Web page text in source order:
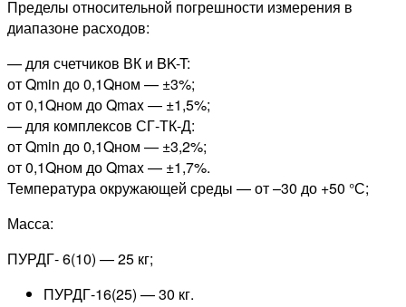
Пределы относительной погрешности измерения в
диапазоне расходов:
— для счетчиков ВК и BK-T:
от Qmin до 0,1Qном — ±3%;
от 0,1Qном до Qmax — ±1,5%;
— для комплексов СГ-ТК-Д:
от Qmin до 0,1Qном — ±3,2%;
от 0,1Qном до Qmax — ±1,7%.
Температура окружающей среды — от –30 до +50 °С;
Масса:
ПУРДГ- 6(10) — 25 кг;
ПУРДГ-16(25) — 30 кг.